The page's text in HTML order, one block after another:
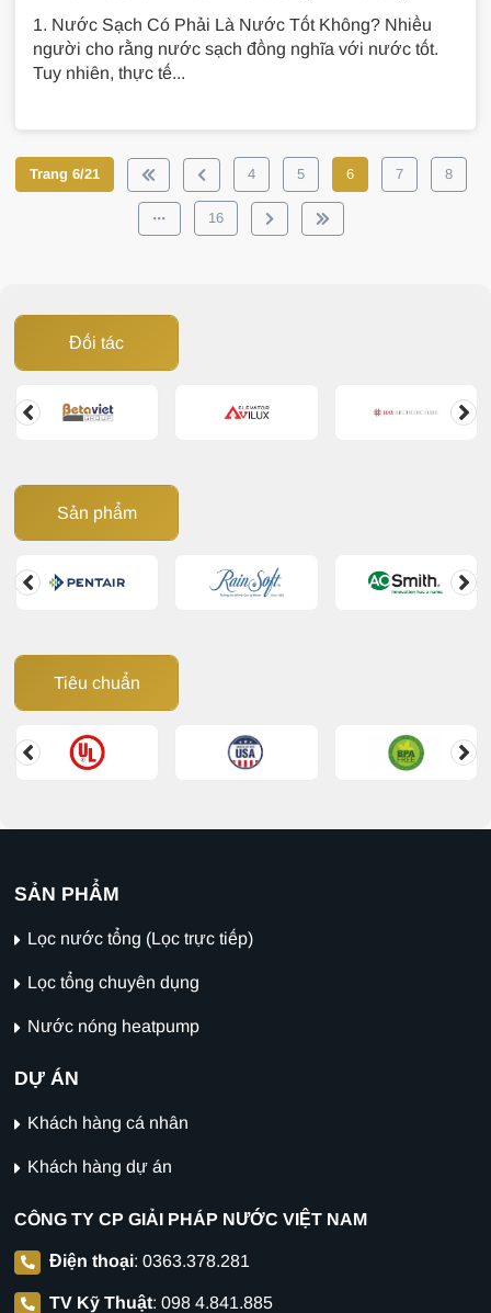
1. Nước Sạch Có Phải Là Nước Tốt Không? Nhiều
người cho rằng nước sạch đồng nghĩa với nước tốt.
Tuy nhiên, thực tế...
Trang 6/21 4 5 6 7 8
16
Đối tác
Sản phẩm
Tiêu chuẩn
CÔNG TY CP GIẢI PHÁP NƯỚC VIỆT NAM
Điện thoại: 0363.378.281
TV Kỹ Thuật: 098 4.841.885
SẢN PHẨM
Lọc nước tổng (Lọc trực tiếp)
Lọc tổng chuyên dụng
Nước nóng heatpump
DỰ ÁN
Khách hàng cá nhân
Khách hàng dự án